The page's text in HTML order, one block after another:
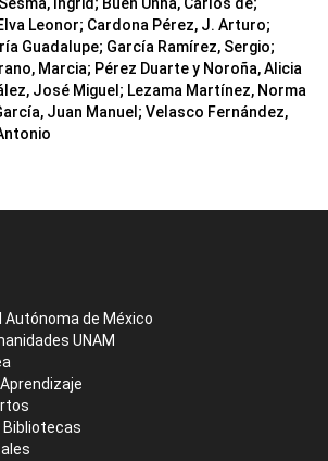
Leonor; Cardona Pérez, J. Arturo;
Guadalupe; García Ramírez, Sergio;
Marcia; Pérez Duarte y Noroña, Alicia
José Miguel; Lezama Martínez, Norma
Juan Manuel; Velasco Fernández,
Autónoma de México
UNAM
Bibliotecas